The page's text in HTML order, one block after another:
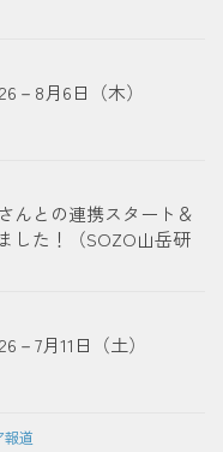
－8月6日（木）
んとの連携スタート＆
した！（SOZO山岳研
7月11日（土）
報道